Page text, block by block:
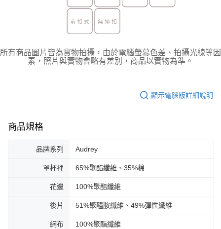
所有商品圖片皆為實物拍攝，由於電腦螢幕色差、拍攝光線等因
素，照片與實物會略有差別，商品以實物為準。
顯示電腦版詳細說明
商品規格
品牌系列 Audrey
罩杯裡 65%聚酯纖維、35%棉
花邊 100%聚酯纖維
後片 51%聚醯胺纖維、49%彈性纖維
網布 100%聚酯纖維